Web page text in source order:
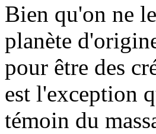
Bien qu'on ne
planète
pour être des
est l'exception
témoin du